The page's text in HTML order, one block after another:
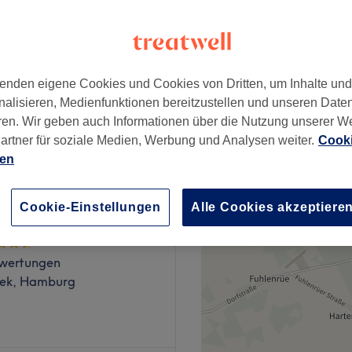
ab 30 €
natürlich auch Hände
Hamburg
eigene Cookies und Cookies von Dritten, um Inhalte
Medienfunktionen bereitzustellen und unseren
Wir geben auch Informationen über die Nutzung unserer
für soziale Medien, Werbung und Analysen weiter.
Cookie-Einstellungen Alle Cookies akzeptieren